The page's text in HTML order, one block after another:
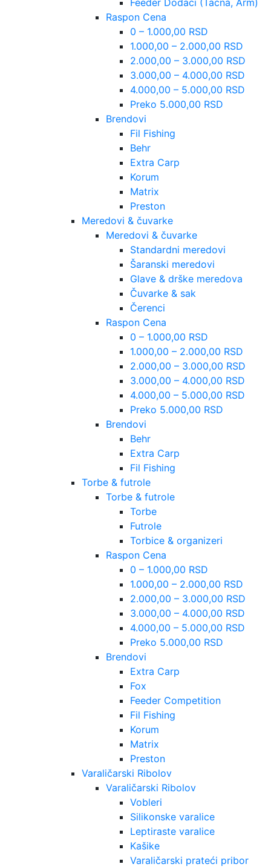
Raspon Cena
0 – 1.000,00 RSD
1.000,00 – 2.000,00 RSD
2.000,00 – 3.000,00 RSD
3.000,00 – 4.000,00 RSD
4.000,00 – 5.000,00 RSD
Preko 5.000,00 RSD
Brendovi
Fil Fishing
Behr
Extra Carp
Korum
Matrix
Preston
Meredovi & čuvarke
Meredovi & čuvarke
Standardni meredovi
Šaranski meredovi
Glave & drške meredova
Čuvarke & sak
Čerenci
Raspon Cena
0 – 1.000,00 RSD
1.000,00 – 2.000,00 RSD
2.000,00 – 3.000,00 RSD
3.000,00 – 4.000,00 RSD
4.000,00 – 5.000,00 RSD
Preko 5.000,00 RSD
Brendovi
Behr
Extra Carp
Fil Fishing
Torbe & futrole
Torbe & futrole
Torbe
Futrole
Torbice & organizeri
Raspon Cena
0 – 1.000,00 RSD
1.000,00 – 2.000,00 RSD
2.000,00 – 3.000,00 RSD
3.000,00 – 4.000,00 RSD
4.000,00 – 5.000,00 RSD
Preko 5.000,00 RSD
Brendovi
Extra Carp
Fox
Feeder Competition
Fil Fishing
Korum
Matrix
Preston
Varaličarski Ribolov
Varaličarski Ribolov
Vobleri
Silikonske varalice
Leptiraste varalice
Kašike
Varaličarski prateći pribor